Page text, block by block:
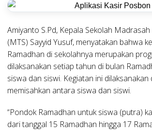
Amiyanto S.Pd, Kepala Sekolah
(MTS) Sayyid Yusuf, menyatakan bahwa
Ramadhan di sekolahnya merupakan
dilaksanakan setiap tahun di bulan
siswa dan siswi. Kegiatan ini dilaksanakan
memisahkan antara siswa dan siswi.
“Pondok Ramadhan untuk siswa (putra)
dari tanggal 15 Ramadhan hingga 17